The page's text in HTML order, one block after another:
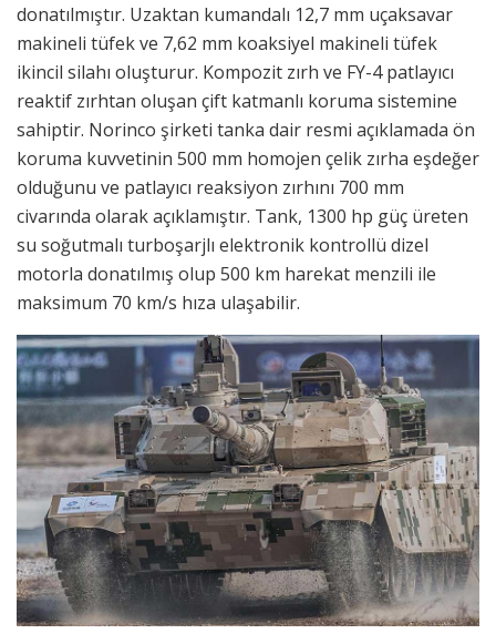
donatılmıştır. Uzaktan kumandalı 12,7 mm uçaksavar
makineli tüfek ve 7,62 mm koaksiyel makineli tüfek
ikincil silahı oluşturur. Kompozit zırh ve FY-4 patlayıcı
reaktif zırhtan oluşan çift katmanlı koruma sistemine
sahiptir. Norinco şirketi tanka dair resmi açıklamada ön
koruma kuvvetinin 500 mm homojen çelik zırha eşdeğer
olduğunu ve patlayıcı reaksiyon zırhını 700 mm
civarında olarak açıklamıştır. Tank, 1300 hp güç üreten
su soğutmalı turboşarjlı elektronik kontrollü dizel
motorla donatılmış olup 500 km harekat menzili ile
maksimum 70 km/s hıza ulaşabilir.